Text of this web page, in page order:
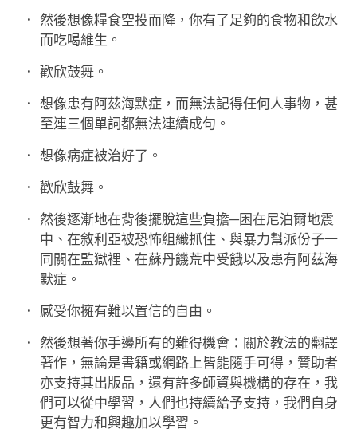
然後想像糧食空投而降，你有了足夠的食物和飲水
而吃喝維生。
歡欣鼓舞。
想像患有阿茲海默症，而無法記得任何人事物，甚
至連三個單詞都無法連續成句。
想像病症被治好了。
歡欣鼓舞。
然後逐漸地在背後擺脫這些負擔─困在尼泊爾地震
中、在敘利亞被恐怖組織抓住、與暴力幫派份子一
同關在監獄裡、在蘇丹饑荒中受餓以及患有阿茲海
默症。
感受你擁有難以置信的自由。
然後想著你手邊所有的難得機會：關於教法的翻譯
著作，無論是書籍或網路上皆能隨手可得，贊助者
亦支持其出版品，還有許多師資與機構的存在，我
們可以從中學習，人們也持續給予支持，我們自身
更有智力和興趣加以學習。